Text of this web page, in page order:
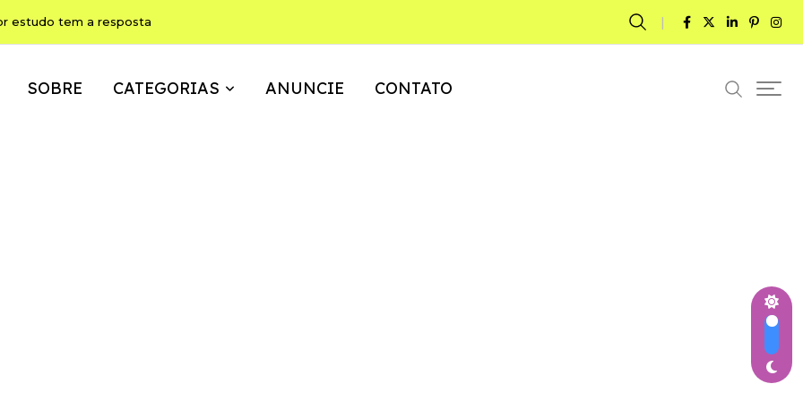
estudo tem a resposta
SOBRE CATEGORIAS ANUNCIE CONTATO